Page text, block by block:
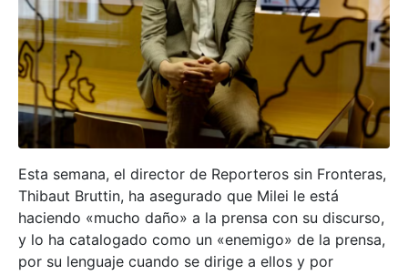
Esta semana, el director de Reporteros sin Fronteras,
Thibaut Bruttin, ha asegurado que Milei le está
haciendo «mucho daño» a la prensa con su discurso,
y lo ha catalogado como un «enemigo» de la prensa,
por su lenguaje cuando se dirige a ellos y por